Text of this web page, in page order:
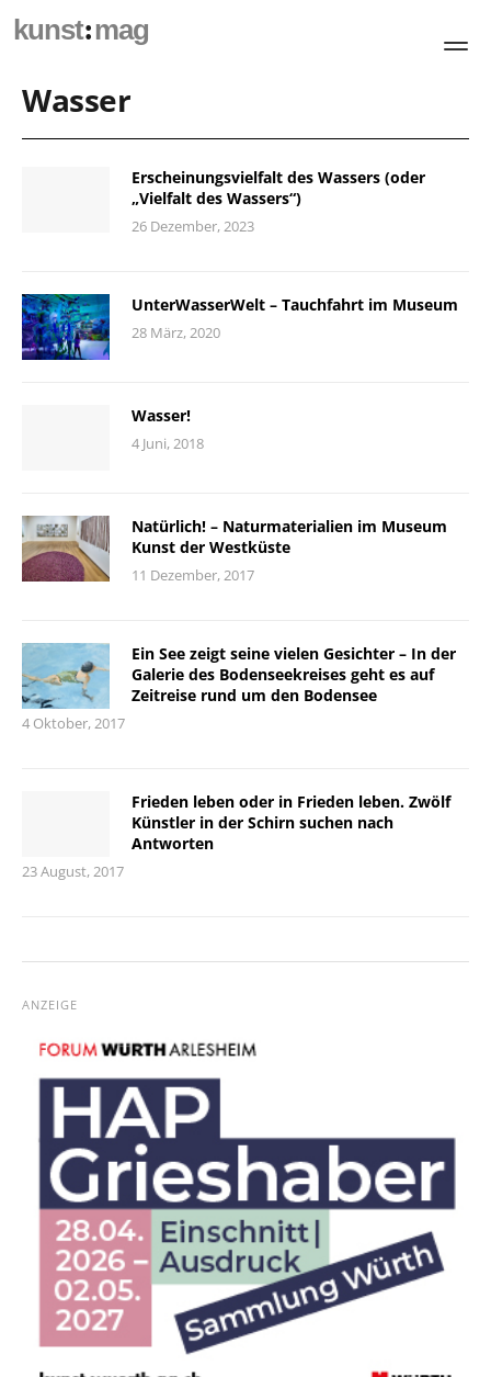
kunst:mag
Wasser
Erscheinungsvielfalt des Wassers (oder
„Vielfalt des Wassers“)
26 Dezember, 2023
UnterWasserWelt – Tauchfahrt im Museum
28 März, 2020
Wasser!
4 Juni, 2018
Natürlich! – Naturmaterialien im Museum
Kunst der Westküste
11 Dezember, 2017
Ein See zeigt seine vielen Gesichter – In der
Galerie des Bodenseekreises geht es auf
Zeitreise rund um den Bodensee
4 Oktober, 2017
Frieden leben oder in Frieden leben. Zwölf
Künstler in der Schirn suchen nach
Antworten
23 August, 2017
ANZEIGE